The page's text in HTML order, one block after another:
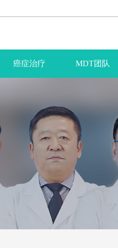
癌症治疗 MDT团队